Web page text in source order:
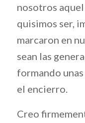
nosotros
quisimos ser,
marcaron en
sean las
formando
el encierro.
Creo